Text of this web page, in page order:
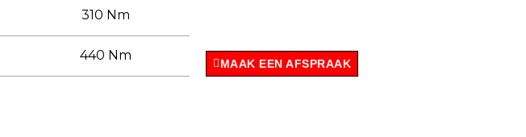
310 Nm
440 Nm
MAAK EEN AFSPRAAK